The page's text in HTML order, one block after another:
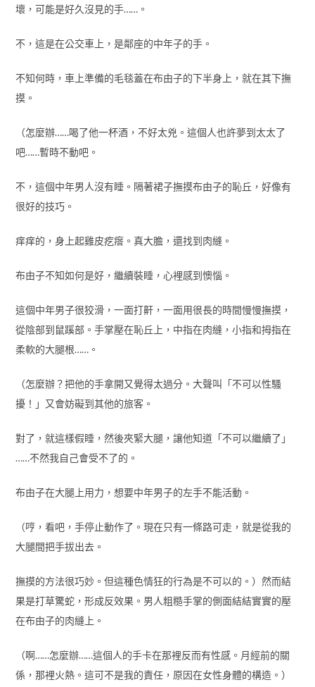
壞，可能是好久沒見的手……。
不，這是在公交車上，是鄰座的中年子的手。
不知何時，車上準備的毛毯蓋在布由子的下半身上，就在其下撫
摸。
（怎麼辦……喝了他一杯酒，不好太兇。這個人也許夢到太太了
吧……暫時不動吧。
不，這個中年男人沒有睡。隔著裙子撫摸布由子的恥丘，好像有
很好的技巧。
痒痒的，身上起雞皮疙瘩。真大膽，還找到肉縫。
布由子不知如何是好，繼續裝睡，心裡感到懊惱。
這個中年男子很狡滑，一面打鼾，一面用很長的時間慢慢撫摸，
從陰部到鼠蹊部。手掌壓在恥丘上，中指在肉縫，小指和拇指在
柔軟的大腿根……。
（怎麼辦？把他的手拿開又覺得太過分。大聲叫「不可以性騷
擾！」又會妨礙到其他的旅客。
對了，就這樣假睡，然後夾緊大腿，讓他知道「不可以繼續了」
……不然我自己會受不了的。
布由子在大腿上用力，想要中年男子的左手不能活動。
（哼，看吧，手停止動作了。現在只有一條路可走，就是從我的
大腿間把手拔出去。
撫摸的方法很巧妙。但這種色情狂的行為是不可以的。）然而結
果是打草驚蛇，形成反效果。男人粗糙手掌的側面結結實實的壓
在布由子的肉縫上。
（啊……怎麼辦……這個人的手卡在那裡反而有性感。月經前的關
係，那裡火熱。這可不是我的責任，原因在女性身體的構造。）